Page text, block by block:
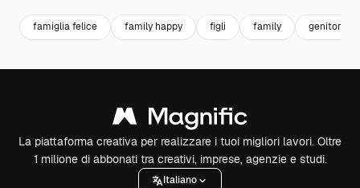
famiglia felice family happy figli family genitori
La piattaforma creativa per realizzare i tuoi migliori lavori. Oltre
1 milione di abbonati tra creativi, imprese, agenzie e studi.
Italiano